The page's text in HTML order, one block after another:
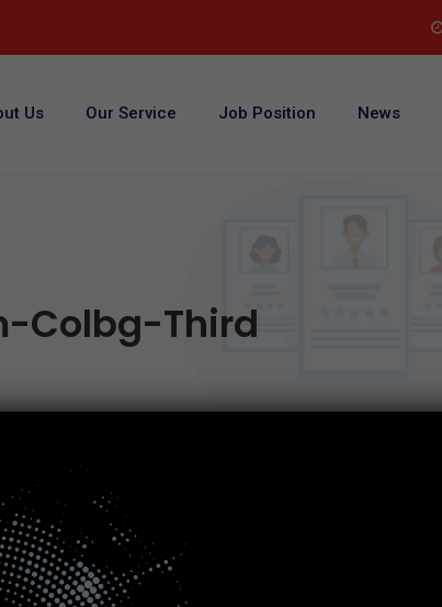
Us Our Service Job Position News
Colbg-Third
Full resolution (1000 × 759)